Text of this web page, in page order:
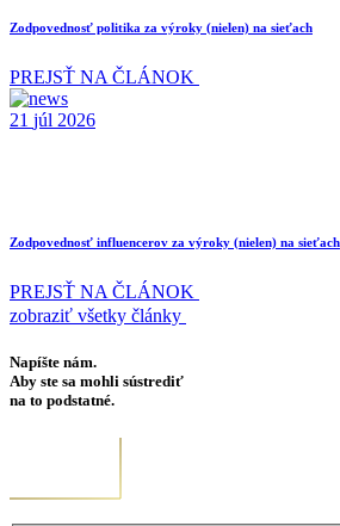
Zodpovednosť politika za výroky (nielen) na sieťach
PREJSŤ NA ČLÁNOK
21 júl 2026
Zodpovednosť influencerov za výroky (nielen) na sieťach
PREJSŤ NA ČLÁNOK
zobraziť všetky články
Napíšte nám.
Aby ste sa mohli sústrediť
na to podstatné.